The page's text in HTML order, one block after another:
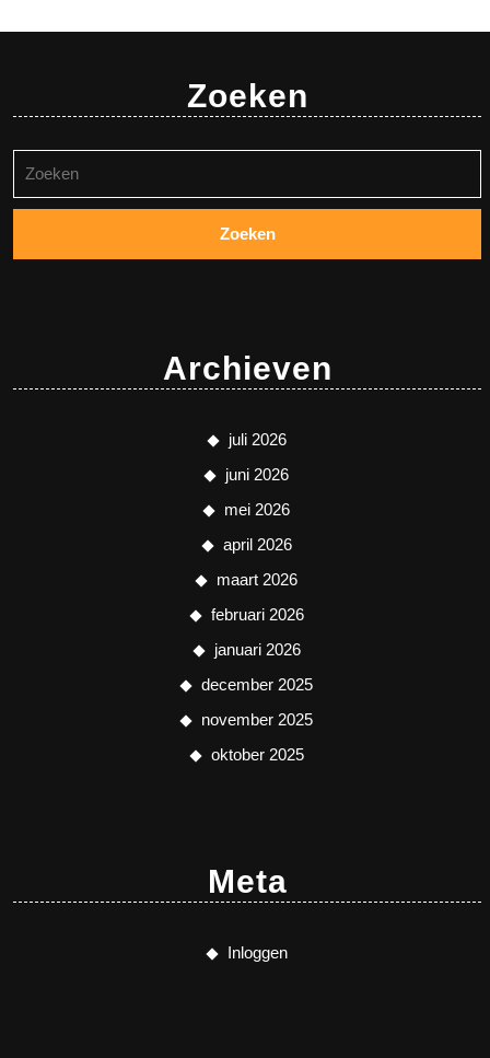
Zoeken
naar:
Archieven
juli 2026
juni 2026
mei 2026
april 2026
maart 2026
februari 2026
januari 2026
december 2025
november 2025
oktober 2025
Meta
Inloggen